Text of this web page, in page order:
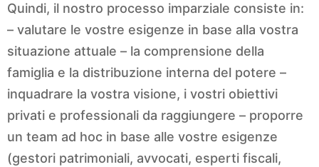
Quindi, il nostro processo imparziale consiste in:
– valutare le vostre esigenze in base alla vostra
situazione attuale – la comprensione della
famiglia e la distribuzione interna del potere –
inquadrare la vostra visione, i vostri obiettivi
privati e professionali da raggiungere – proporre
un team ad hoc in base alle vostre esigenze
(gestori patrimoniali, avvocati, esperti fiscali,